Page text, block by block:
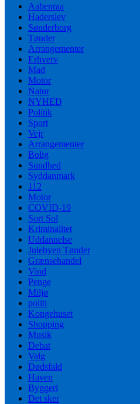
Aabenraa
Haderslev
Sønderborg
Tønder
Arrangementer
Erhverv
Mad
Motor
Natur
NYHED
Politik
Sport
Vejr
Arrangementer
Bolig
Sundhed
Syddanmark
112
Motor
COVID-19
Sort Sol
Kriminalitet
Uddannelse
Julebyen Tønder
Grænsehandel
Vind
Penge
Miljø
politi
Kongehuset
Shopping
Musik
Debat
Valg
Dødsfald
Haven
Byggeri
Det sker